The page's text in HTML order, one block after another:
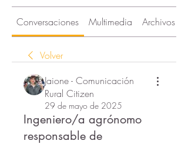
Conversaciones Multimedia Archivos
Volver
Jaione - Comunicación
Rural Citizen
29 de mayo de 2025
Ingeniero/a agrónomo
responsable de